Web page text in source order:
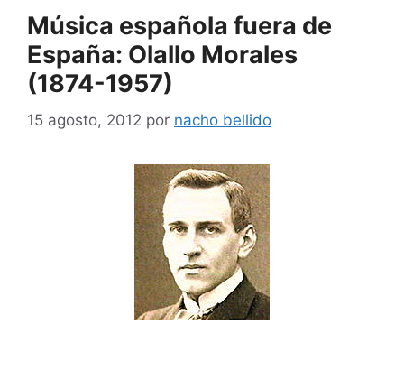
Música española fuera de
España: Olallo Morales
(1874-1957)
15 agosto, 2012 por nacho bellido